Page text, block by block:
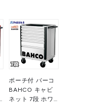
ポーチ付 バーコ
BAHCO キャビ
ネット 7段 ホワ